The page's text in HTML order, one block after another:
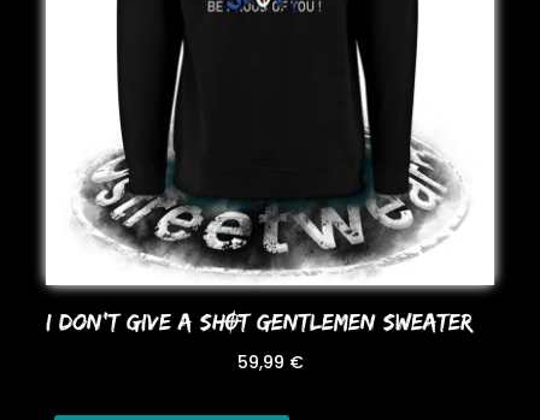
I DoN’T GIVE A SHOT GENTLEMEN SWEATER
59,99 €